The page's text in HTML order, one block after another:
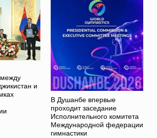
между
и
В Душанбе впервые
проходит заседание
Исполнительного комитета
Международной федерации
гимнастики